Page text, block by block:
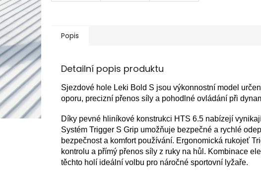
Popis
Detailní popis produktu
Sjezdové hole Leki Bold S jsou výkonnostní model
oporu, precizní přenos síly a pohodlné ovládání při
Díky pevné hliníkové konstrukci HTS 6.5 nabízejí
Systém Trigger S Grip umožňuje bezpečné a rychlé
bezpečnost a komfort používání. Ergonomická rukojeť
kontrolu a přímý přenos síly z ruky na hůl. Kombinace
těchto holí ideální volbu pro náročné sportovní lyžaře.